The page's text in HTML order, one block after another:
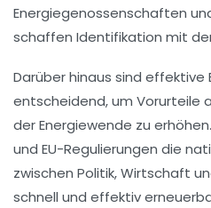
Energiegenossenschaften
schaffen Identifikation mit
Darüber hinaus sind
entscheidend, um Vorurteile
der Energiewende zu
und EU-Regulierungen die
zwischen Politik, Wirtschaft
schnell und effektiv